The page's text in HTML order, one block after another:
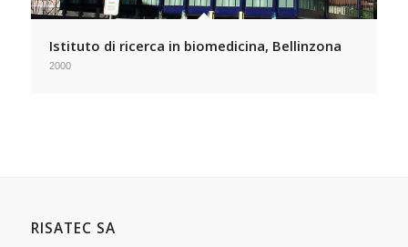
Istituto di ricerca in biomedicina, Bellinzona
2000
RISATEC SA